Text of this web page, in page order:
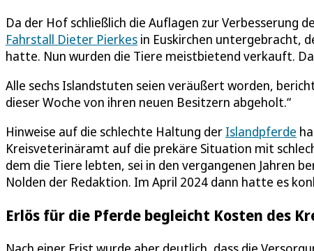
Da der Hof schließlich die Auflagen zur Verbesserung
Fahrstall Dieter Pierkes in Euskirchen untergebracht,
hatte. Nun wurden die Tiere meistbietend verkauft.
Alle sechs Islandstuten seien veräußert worden,
dieser Woche von ihren neuen Besitzern abgeholt.“
Hinweise auf die schlechte Haltung der Islandpferde
Kreisveterinäramt auf die prekäre Situation mit
dem die Tiere lebten, sei in den vergangenen Jahren
Nolden der Redaktion. Im April 2024 dann hatte es
Erlös für die Pferde begleicht Kosten des